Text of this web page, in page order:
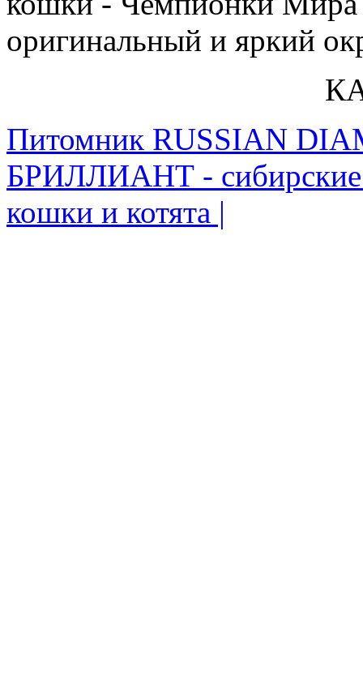
оригинальный и яркий
Питомник RUSSIAN
БРИЛЛИАНТ - сибирские
кошки и котята |